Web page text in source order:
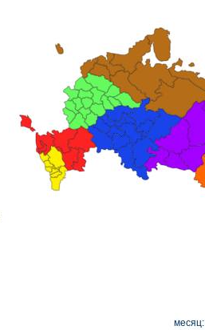
месяц: